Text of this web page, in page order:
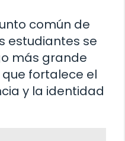
común de
estudiantes se
más grande
fortalece el
y la identidad